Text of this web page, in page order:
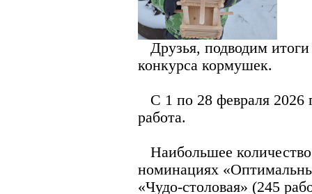
Друзья, подводим итоги
конкурса кормушек.
С 1 по 28 февраля 2026
работа.
Наибольшее
номинациях
«Чудо-столовая» (245